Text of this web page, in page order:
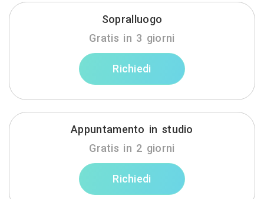
Sopralluogo
Gratis in 3 giorni
Richiedi
Appuntamento in studio
Gratis in 2 giorni
Richiedi